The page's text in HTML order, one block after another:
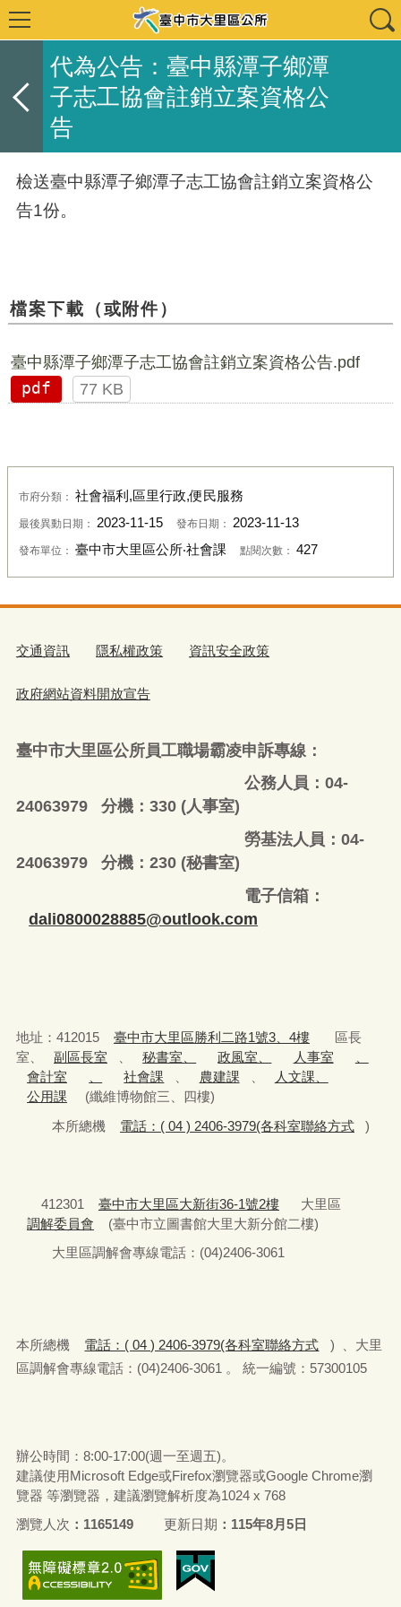
代為公告：臺中縣潭子鄉潭
子志工協會註銷立案資格公
告
檢送臺中縣潭子鄉潭子志工協會註銷立案資格公
告1份。
檔案下載（或附件）
臺中縣潭子鄉潭子志工協會註銷立案資格公告.pdf
pdf
77 KB
市府分類： 社會福利,區里行政,便民服務
最後異動日期： 2023-11-15 發布日期： 2023-11-13
發布單位： 臺中市大里區公所‧社會課 點閱次數： 427
交通資訊 隱私權政策 資訊安全政策
政府網站資料開放宣告
臺中市大里區公所員工職場霸凌申訴專線：
公務人員：04-
24063979 分機：330 (人事室)
勞基法人員：04-
24063979 分機：230 (秘書室)
電子信箱：
dali0800028885@outlook.com
地址：412015 臺中市大里區勝利二路1號3、4樓
區長
室、
副區長室 秘書室、 政風室、 人事室
會計室
社會課 農建課
人文課、
公用課
(纖維博物館三、四樓)
本所總機
電話：( 04 ) 2406-3979(各科室聯絡方式 )
412301 臺中市大里區大新街36-1號2樓
大里區
調解委員會
(臺中市立圖書館大里大新分館二樓)
大里區調解會專線電話：(04)2406-3061
本所總機 電話：( 04 ) 2406-3979(各科室聯絡方式
) 、大里
區調解會專線電話：(04)2406-3061 。 統一編號：57300105
辦公時間：8:00-17:00(週一至週五)。
建議使用Microsoft Edge或Firefox瀏覽器或Google Chrome瀏
覽器 等瀏覽器，建議瀏覽解析度為1024 x 768
瀏覽人次
1165149 更新日期 115年8月5日